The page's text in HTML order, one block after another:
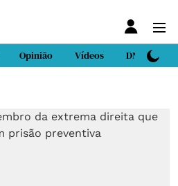
Opinião Vídeos DN Sport